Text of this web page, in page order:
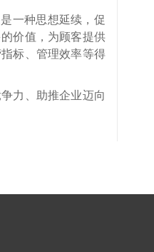
一种思想延续，促
价值，为顾客提供
标、管理效率等得
力、助推企业迈向